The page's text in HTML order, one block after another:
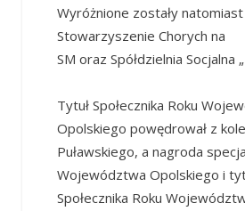
Wyróżnione zostały
Stowarzyszenie Chorych na
SM oraz Spółdzielnia Socjalna
Tytuł Społecznika Roku
Opolskiego powędrował z
Puławskiego, a nagroda
Województwa Opolskiego i
Społecznika Roku